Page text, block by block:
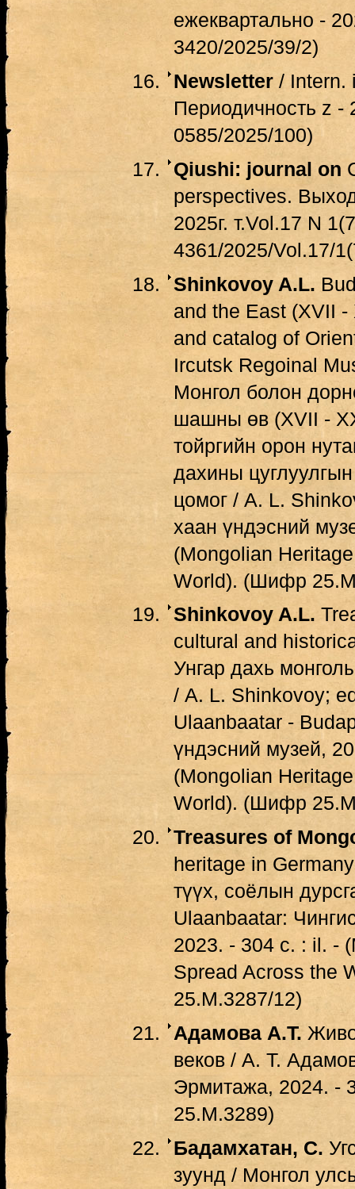
ежеквартально -
3420/2025/39/2)
Newsletter/ Intern.
Периодичность z
0585/2025/100)
Qiushi: journal on
perspectives.
2025г. т.Vol.17 N
4361/2025/Vol.17/
Shinkovoy A.L.
and the East (XVII
and catalog of
Ircutsk Regoinal
Монгол болон
шашны өв (XVII -
тойргийн орон
дахины
цомог / A. L.
хаан үндэсний
(Mongolian
World). (Шифр
Shinkovoy A.L.
cultural and
Унгар дахь
/ A. L. Shinkovoy;
Ulaanbaatar -
үндэсний музей,
(Mongolian
World). (Шифр
Treasures of
heritage in
түүх, соёлын
Ulaanbaatar:
2023. - 304 с. : il. -
Spread Across the
25.М.3287/12)
Адамова А.Т.
веков / А. Т.
Эрмитажа, 2024. -
25.М.3289)
Бадамхатан, С.
зуунд / Монгол